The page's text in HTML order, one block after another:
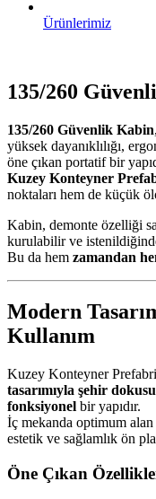
Ürünlerimiz
135/260
135/260 Güvenlik Kabin
yüksek dayanıklılığı,
öne çıkan portatif bir
Kuzey Konteyner
noktaları hem de küçük
Kabin, demonte özelliği
kurulabilir ve
Bu da hem zamandan
Modern
Kullanım
Kuzey Konteyner
tasarımıyla şehir
fonksiyonel bir yapıdır.
İç mekanda optimum alan
estetik ve sağlamlık ön
Öne Çıkan